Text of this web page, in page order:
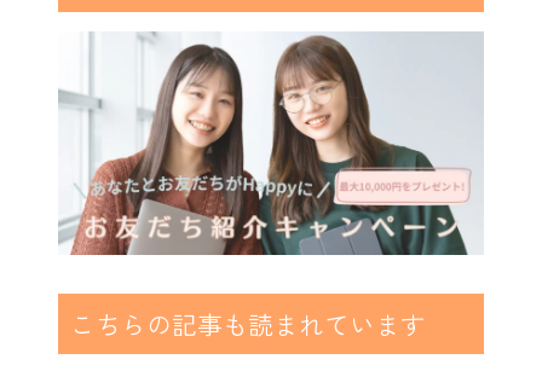
こちらの記事も読まれています